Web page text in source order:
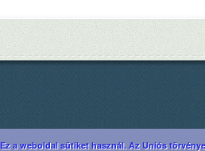
Ez a weboldal sütiket használ. Az Uniós